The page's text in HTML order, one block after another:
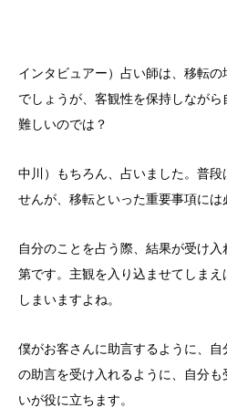
インタビュアー）占い師は、移転
でしょうが、客観性を保持しなが
難しいのでは？
中川）もちろん、占いました。普
せんが、移転といった重要事項には
自分のことを占う際、結果が受け
第です。主観を入り込ませてしま
しまいますよね。
僕がお客さんに助言するように、
の助言を受け入れるように、自分
いが役に立ちます。